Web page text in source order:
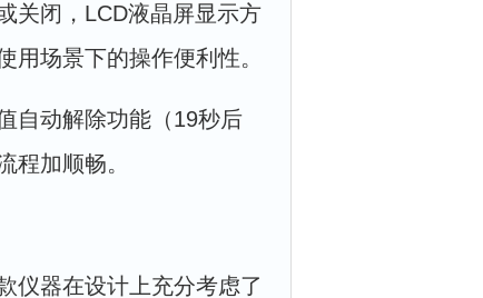
关闭，LCD液晶屏显示方
用场景下的操作便利性。
自动解除功能（19秒后
程加顺畅。
仪器在设计上充分考虑了